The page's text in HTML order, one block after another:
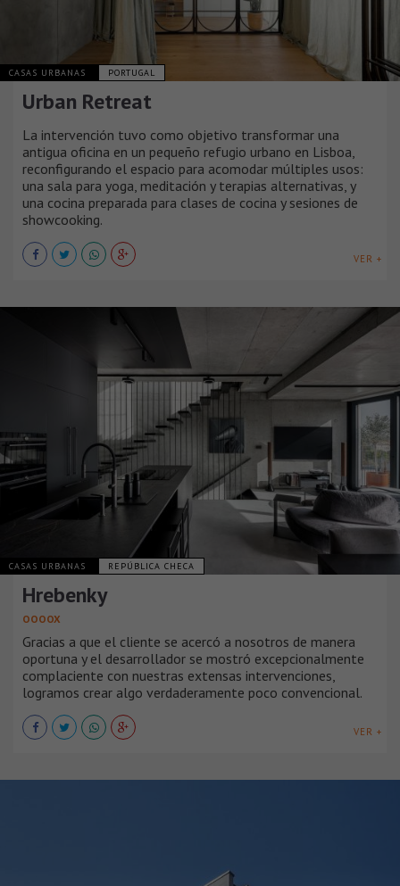
CASAS URBANAS PORTUGAL
Urban Retreat
La intervención tuvo como objetivo transformar una
antigua oficina en un pequeño refugio urbano en Lisboa,
reconfigurando el espacio para acomodar múltiples usos:
una sala para yoga, meditación y terapias alternativas, y
una cocina preparada para clases de cocina y sesiones de
showcooking.
VER +
CASAS URBANAS REPÚBLICA CHECA
Hrebenky
OOOOX
Gracias a que el cliente se acercó a nosotros de manera
oportuna y el desarrollador se mostró excepcionalmente
complaciente con nuestras extensas intervenciones,
logramos crear algo verdaderamente poco convencional.
VER +